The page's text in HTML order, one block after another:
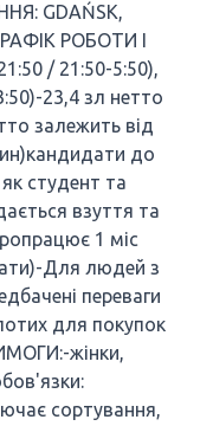
GDAŃSK,
РОБОТИ І
/ 21:50-5:50),
23,4 зл нетто
залежить від
до
студент та
взуття та
1 міс
Для людей з
переваги
для покупок
жінки,
сортування,